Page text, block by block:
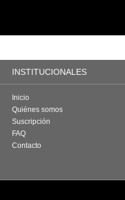
INSTITUCIONALES
Inicio
Quiénes somos
Suscripción
FAQ
Contacto